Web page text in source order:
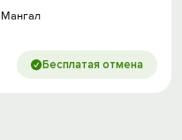
Мангал
Бесплатая отмена